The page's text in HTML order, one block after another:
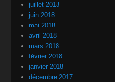
juillet 2018
juin 2018
mai 2018
avril 2018
mars 2018
février 2018
janvier 2018
décembre 2017